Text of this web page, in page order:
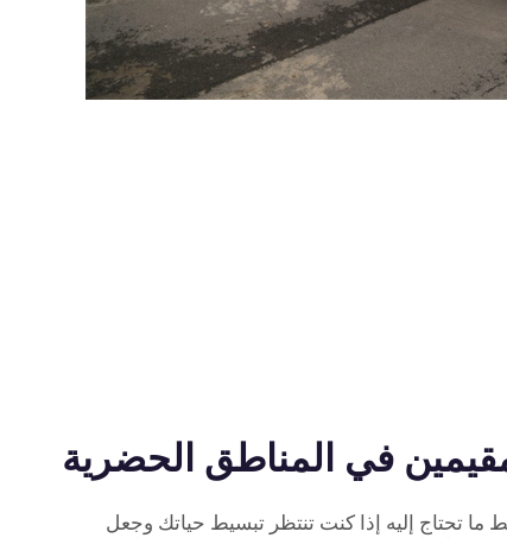
في المناطق الحضرية
ما تحتاج إليه إذا كنت تنتظر تبسيط حياتك وجعل